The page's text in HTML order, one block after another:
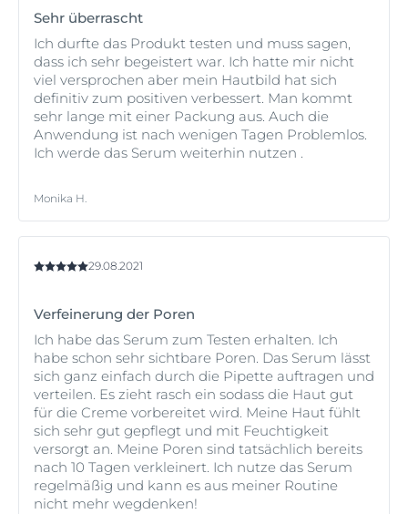
Sehr überrascht
Ich durfte das Produkt testen und muss sagen,
dass ich sehr begeistert war. Ich hatte mir nicht
viel versprochen aber mein Hautbild hat sich
definitiv zum positiven verbessert. Man kommt
sehr lange mit einer Packung aus. Auch die
Anwendung ist nach wenigen Tagen Problemlos.
Ich werde das Serum weiterhin nutzen .
Monika H.
29.08.2021
Verfeinerung der Poren
Ich habe das Serum zum Testen erhalten. Ich
habe schon sehr sichtbare Poren. Das Serum lässt
sich ganz einfach durch die Pipette auftragen und
verteilen. Es zieht rasch ein sodass die Haut gut
für die Creme vorbereitet wird. Meine Haut fühlt
sich sehr gut gepflegt und mit Feuchtigkeit
versorgt an. Meine Poren sind tatsächlich bereits
nach 10 Tagen verkleinert. Ich nutze das Serum
regelmäßig und kann es aus meiner Routine
nicht mehr wegdenken!